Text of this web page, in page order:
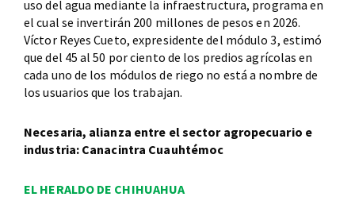
uso del agua mediante la infraestructura, programa en
el cual se invertirán 200 millones de pesos en 2026.
Víctor Reyes Cueto, expresidente del módulo 3, estimó
que del 45 al 50 por ciento de los predios agrícolas en
cada uno de los módulos de riego no está a nombre de
los usuarios que los trabajan.
Necesaria, alianza entre el sector agropecuario e
industria: Canacintra Cuauhtémoc
EL HERALDO DE CHIHUAHUA